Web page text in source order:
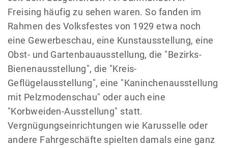
Freising häufig zu sehen waren. So fanden im
Rahmen des Volksfestes von 1929 etwa noch
eine Gewerbeschau, eine Kunstausstellung, eine
Obst- und Gartenbauausstellung, die "Bezirks-
Bienenausstellung", die "Kreis-
Geflügelausstellung", eine "Kaninchenausstellung
mit Pelzmodenschau" oder auch eine
"Korbweiden-Ausstellung" statt.
Vergnügungseinrichtungen wie Karusselle oder
andere Fahrgeschäfte spielten damals eine ganz